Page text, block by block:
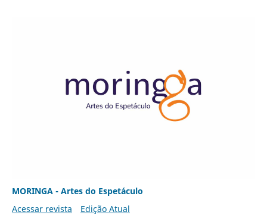
MORINGA - Artes do Espetáculo
Acessar revista
Edição Atual